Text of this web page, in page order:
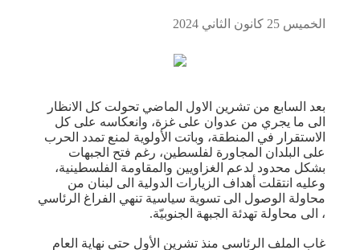
الخميس 25 كانون الثاني 2024
بعد السابع من تشرين الاول الماضي تحولت كل الانظار
الى ما يجري من عدوان على غزة، وانعكاسه على كل
الاستقرار في المنطقة، وباتت الأولوية لمنع تمدد الحرب
على البلدان المجاورة لفلسطين، رغم فتح الجبهات
بشكل محدود لدعم الغزاويين و​المقاومة الفلسطينية​،
وعليه انتقلت أهداف الزيارات الدولية الى ​لبنان​ من
محاولة الوصول الى تسوية سياسية تنهي ​الفراغ الرئاسي​
، الى محاولة تهدئة الجبهة الجنوبيّة.
غاب الملف الرئاسي منذ تشرين الأول حتى نهاية العام